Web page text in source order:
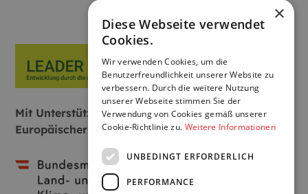
Mit Unterstützung von Bund, Land und
Europäischer Union:
×
Diese Webseite verwendet
Cookies.
Wir verwenden Cookies, um die
Benutzerfreundlichkeit unserer Website zu
verbessern. Durch die weitere Nutzung
unserer Webseite stimmen Sie der
Verwendung von Cookies gemäß unserer
Cookie-Richtlinie zu. Weitere Informationen
UNBEDINGT ERFORDERLICH
PERFORMANCE